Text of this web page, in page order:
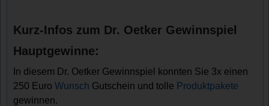
Kurz-Infos zum Dr. Oetker Gewinnspiel
Hauptgewinne:
In diesem Dr. Oetker Gewinnspiel konnten Sie 3x einen
250 EuroWunsch Gutschein und tolle Produktpakete
gewinnen.